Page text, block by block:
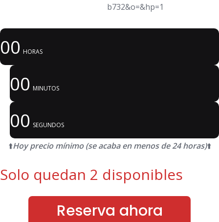
00 HORAS
00 MINUTOS
00 SEGUNDOS
⬆️Hoy precio mínimo (se acaba en menos de 24 horas)⬆️
Solo quedan 2 disponibles
Reserva ahora